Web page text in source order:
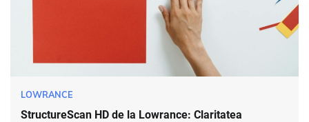
LOWRANCE
StructureScan HD de la Lowrance: Claritatea